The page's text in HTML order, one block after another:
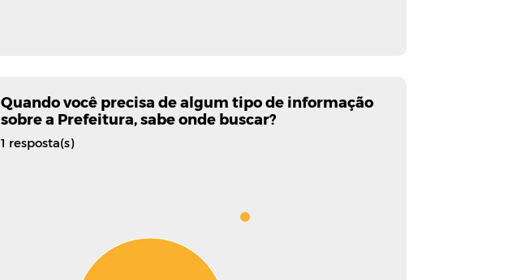
Quando você precisa de algum tipo de informação
sobre a Prefeitura, sabe onde buscar?
1 resposta(s)